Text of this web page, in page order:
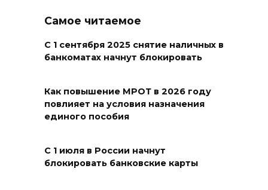
09 августа 2026 17:24
На Дону почтили память
09 августа 2026 16:55
войны в Донбассе: донские
учреждения культуры
Самое читаемое
С 1 сентября 2025 снятие наличных в
банкоматах начнут блокировать
Как повышение МРОТ в 2026 году
повлияет на условия назначения
единого пособия
С 1 июля в России начнут
блокировать банковские карты